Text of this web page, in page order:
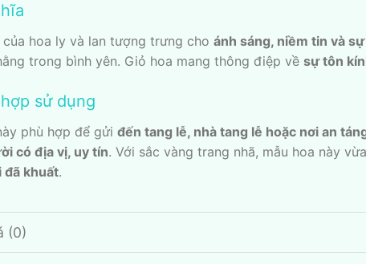
của hoa ly và lan tượng trưng cho ánh sáng, niềm tin và
trong bình yên. Giỏ hoa mang thông điệp về sự tôn
sử dụng
phù hợp để gửi đến tang lễ, nhà tang lễ hoặc nơi an
có địa vị, uy tín. Với sắc vàng trang nhã, mẫu hoa này
đã khuất.
(0)